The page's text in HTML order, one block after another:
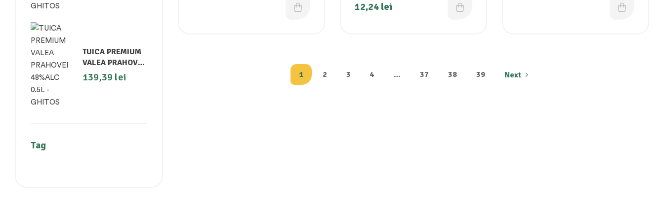
12,24 lei
1 2 3 4 … 37 38 39 Next
TUICA PREMIUM
VALEA PRAHOVEI
48%ALC 0.5L -
GHITOS
139,39 lei
Tag